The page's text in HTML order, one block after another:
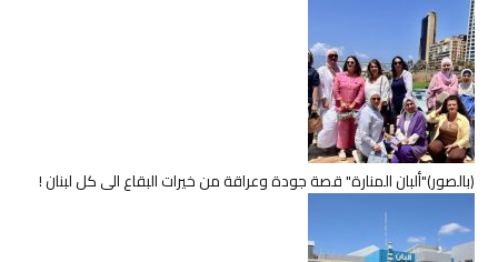
(بالصور)"ألبان المنارة" قصة جودة وعراقة من خيرات البقاع الى كل لبنان !